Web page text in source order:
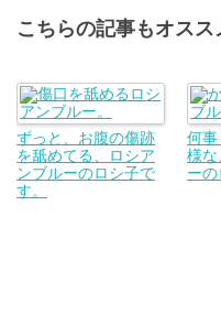
こちらの記事もオスス
ずっと、お腹の傷跡
を舐めてる、ロシア
ンブルーのロシ子で
す。
何事
様な
ーの